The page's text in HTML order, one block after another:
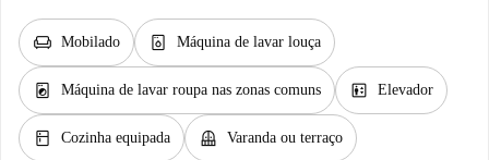
chair Mobilado dishwasher_gen Máquina de lavar louça
local_laundry_service Máquina de lavar roupa nas zonas comuns elevator Elevador
kitchen Cozinha equipada balcony Varanda ou terraço